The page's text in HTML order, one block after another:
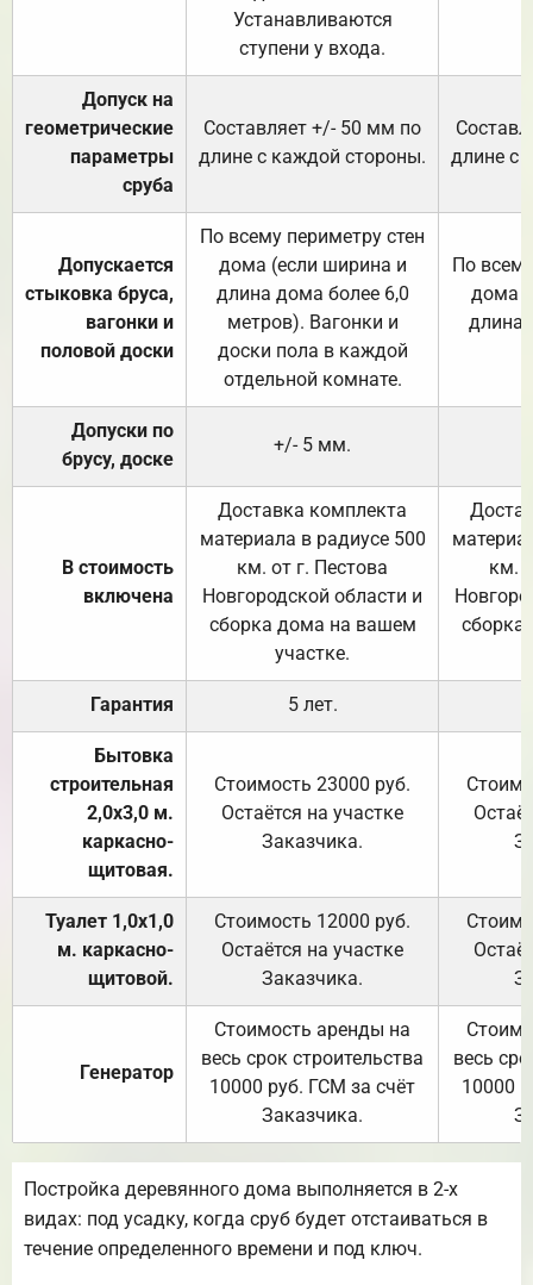
Устанавливаются
ступени у входа.
Допуск на
геометрические
параметры
сруба
Составляет +/- 50 мм по
длине с каждой стороны.
длине с
Допускается
стыковка бруса,
вагонки и
половой доски
По всему периметру стен
дома (если ширина и
длина дома более 6,0
метров). Вагонки и
доски пола в каждой
отдельной комнате.
По
дома
длина
Допуски по
брусу, доске
+/- 5 мм.
В стоимость
включена
Доставка комплекта
материала в радиусе 500
км. от г. Пестова
Новгородской области и
сборка дома на вашем
участке.
км.
Гарантия 5 лет.
Бытовка
строительная
2,0х3,0 м.
каркасно-
щитовая.
Стоимость 23000 руб.
Остаётся на участке
Заказчика.
Туалет 1,0х1,0
м. каркасно-
щитовой.
Стоимость 12000 руб.
Остаётся на участке
Заказчика.
Генератор
Стоимость аренды на
весь срок строительства
10000 руб. ГСМ за счёт
Заказчика.
весь
10000
Постройка деревянного дома выполняется в 2-х
видах: под усадку, когда сруб будет отстаиваться в
течение определенного времени и под ключ.